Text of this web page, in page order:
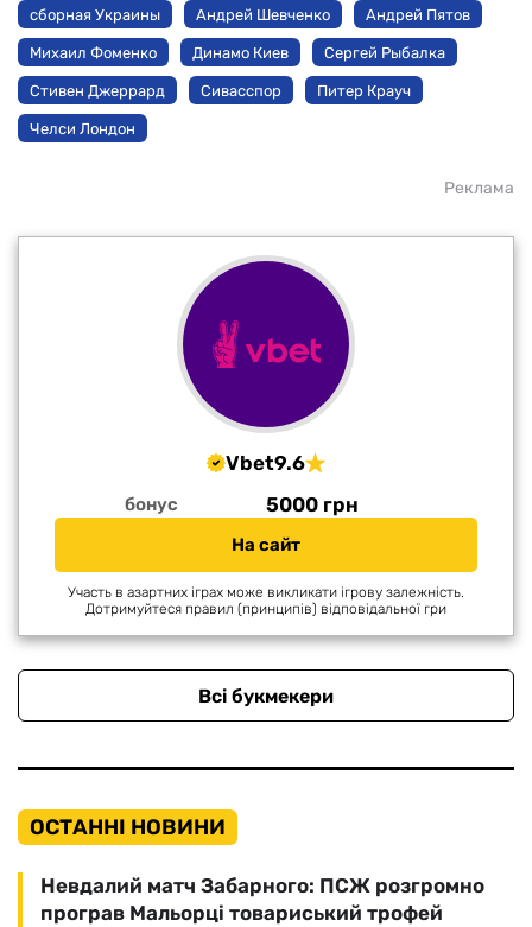
сборная Украины Андрей Шевченко Андрей Пятов
Михаил Фоменко Динамо Киев Сергей Рыбалка
Стивен Джеррард Сивасспор Питер Крауч
Челси Лондон
Реклама
Vbet9.6
бонус 5000 грн
На сайт
Участь в азартних іграх може викликати ігрову залежність.
Дотримуйтеся правил (принципів) відповідальної гри
Всі букмекери
ОСТАННІ НОВИНИ
Невдалий матч Забарного: ПСЖ розгромно
програв Мальорці товариський трофей